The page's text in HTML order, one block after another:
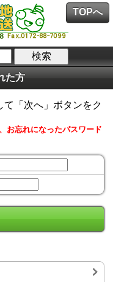
た方
て「次へ」ボタンをク
お忘れになったパスワード
TOPへ